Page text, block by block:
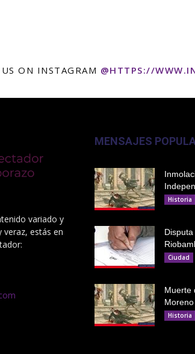
ON INSTAGRAM @HTTPS://
variado y
estás en
MENSAJES
Historia
Ciudad
Muerte
Moreno
Historia